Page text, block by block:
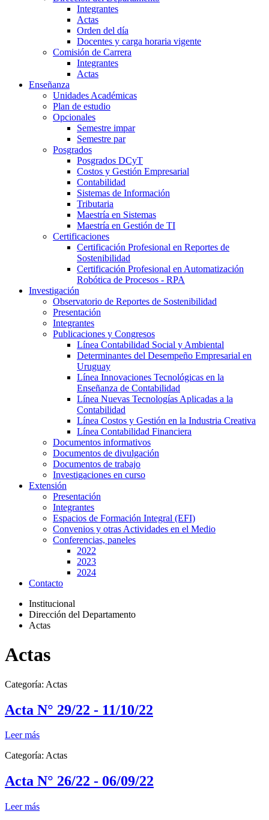
Integrantes
Actas
Orden del día
Docentes y carga horaria vigente
Comisión de Carrera
Integrantes
Actas
Enseñanza
Unidades Académicas
Plan de estudio
Opcionales
Semestre impar
Semestre par
Posgrados
Posgrados DCyT
Costos y Gestión Empresarial
Contabilidad
Sistemas de Información
Tributaria
Maestría en Sistemas
Maestría en Gestión de TI
Certificaciones
Certificación Profesional en Reportes de
Sostenibilidad
Certificación Profesional en Automatización
Robótica de Procesos - RPA
Investigación
Observatorio de Reportes de Sostenibilidad
Presentación
Integrantes
Publicaciones y Congresos
Línea Contabilidad Social y Ambiental
Determinantes del Desempeño Empresarial en
Uruguay
Línea Innovaciones Tecnológicas en la
Enseñanza de Contabilidad
Línea Nuevas Tecnologías Aplicadas a la
Contabilidad
Línea Costos y Gestión en la Industria Creativa
Línea Contabilidad Financiera
Documentos informativos
Documentos de divulgación
Documentos de trabajo
Investigaciones en curso
Extensión
Presentación
Integrantes
Espacios de Formación Integral (EFI)
Convenios y otras Actividades en el Medio
Conferencias, paneles
2022
2023
2024
Contacto
Institucional
Dirección del Departamento
Actas
Actas
Categoría: Actas
Acta N° 29/22 - 11/10/22
Leer más
Categoría: Actas
Acta N° 26/22 - 06/09/22
Leer más